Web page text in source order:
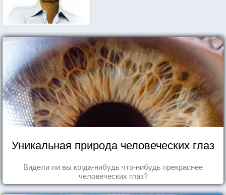
Уникальная природа человеческих глаз
Видели ли вы когда-нибудь что-нибудь прекраснее
человеческих глаз?